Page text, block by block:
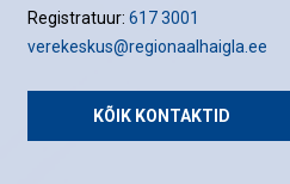
Registratuur: 617 3001
verekeskus@regionaalhaigla.ee
KÕIK KONTAKTID